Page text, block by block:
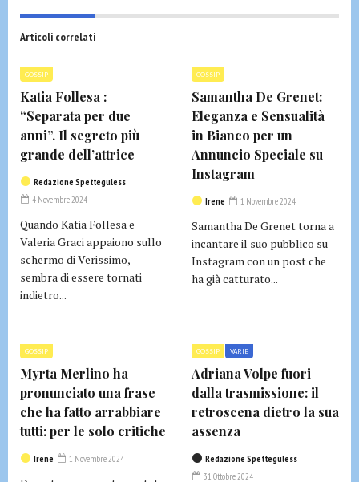
Articoli correlati
GOSSIP
Katia Follesa :
“Separata per due
anni”. Il segreto più
grande dell’attrice
Redazione Spetteguless
4 Novembre 2024
Quando Katia Follesa e
Valeria Graci appaiono sullo
schermo di Verissimo,
sembra di essere tornati
indietro...
GOSSIP
Samantha De Grenet:
Eleganza e Sensualità
in Bianco per un
Annuncio Speciale su
Instagram
Irene 1 Novembre 2024
Samantha De Grenet torna a
incantare il suo pubblico su
Instagram con un post che
ha già catturato...
GOSSIP
Myrta Merlino ha
pronunciato una frase
che ha fatto arrabbiare
tutti: per le solo critiche
Irene 1 Novembre 2024
GOSSIP VARIE
Adriana Volpe fuori
dalla trasmissione: il
retroscena dietro la sua
assenza
Redazione Spetteguless
31 Ottobre 2024